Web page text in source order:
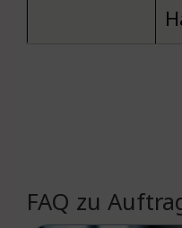
FAQ zu